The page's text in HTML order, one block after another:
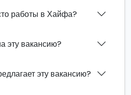
работы в Хайфа?
эту вакансию?
эту вакансию?